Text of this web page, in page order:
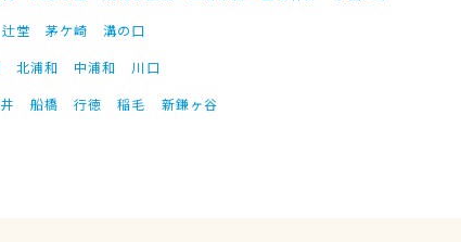
辻堂 茅ケ崎
溝の口
北浦和 中浦和
川口
船橋 行徳 稲毛 新鎌ヶ谷